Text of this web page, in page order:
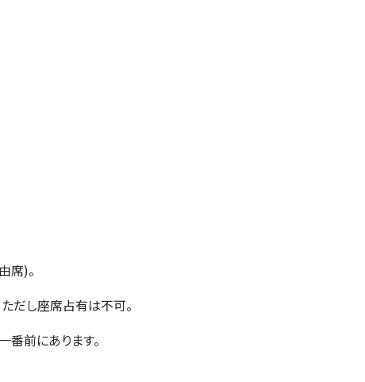
席)。
だし座席占有は不可。
前にあります。